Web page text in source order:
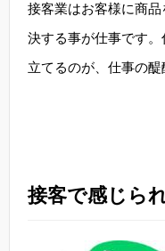
接客業はお客様に商
決する事が仕事です
立てるのが、仕事の醍
接客で感じら